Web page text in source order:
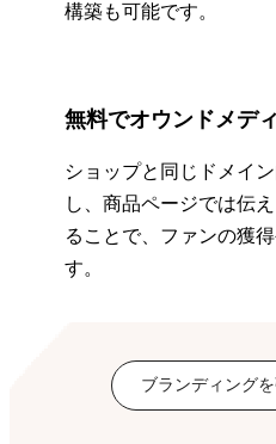
構築も可能です。
無料でオウンドメデ
ショップと同じドメイン
し、商品ページでは伝
ることで、ファンの獲
す。
ブランディング